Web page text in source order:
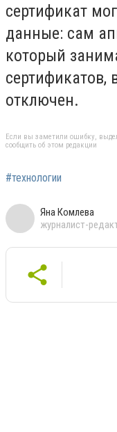
сертификат
данные: сам
который
сертификатов,
отключен.
Если вы заметили ошибку,
сообщить об этом редакции
#технологии
Яна Комлева
журналист-